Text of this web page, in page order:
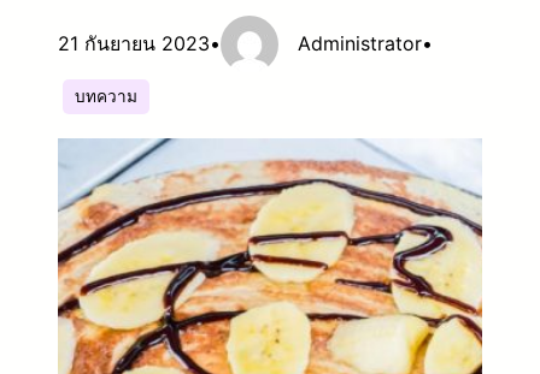
21 กันยายน 2023• Administrator•
บทความ